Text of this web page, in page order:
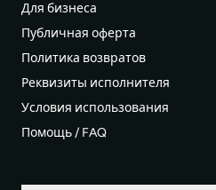
Для бизнеса
Публичная оферта
Политика возвратов
Реквизиты исполнителя
Условия использования
Помощь / FAQ